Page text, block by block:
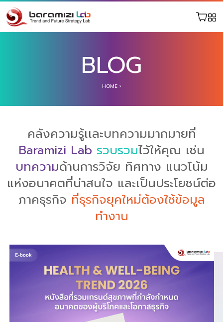
BLOG
HOME›
คลังความรู้เเละบทความมากมายที่
Baramizi Lab รวบรวมไว้ให้คุณ เช่น
บทความด้านการวิจัย ทิศทาง แนวโน้ม
แห่งอนาคตที่น่าสนใจ และเป็นประโยชน์ต่อ
ภาคธุรกิจ ที่ธุรกิจยุคใหม่ต้องใช้ข้อมูล
ทำงาน